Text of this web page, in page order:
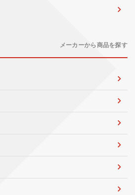
メーカーから商品を探す